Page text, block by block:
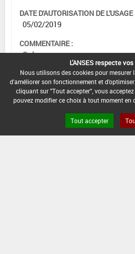
DATE D'AUTORISATION DE L'USAGE
05/02/2019
COMMENTAIRE :
Colza
Grandes cultures
D'APPORT
NOMBRE
D'APPORT
STADE
CULTURAL
L'ANSES respecte
Nous utilisons des cookies pour
d'améliorer son fonctionnement et
cliquant sur "Tout accepter", vous
pouvez modifier ce choix à tout moment en
Tout accepter